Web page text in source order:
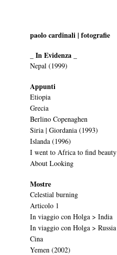
paolo cardinali | fotografie
_ In Evidenza _
Nepal (1999)
Appunti
Etiopia
Grecia
Berlino Copenaghen
Siria | Giordania (1993)
Islanda (1996)
I went to Africa to find beauty
About Looking
Mostre
Celestial burning
Articolo 1
In viaggio con Holga > India
In viaggio con Holga > Russia
Cina
Yemen (2002)